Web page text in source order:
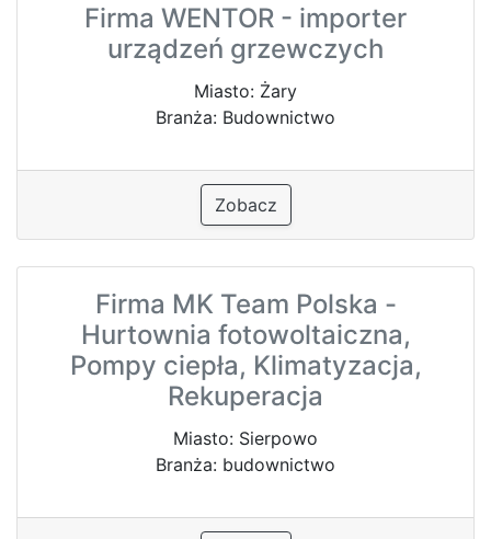
Firma WENTOR - importer
urządzeń grzewczych
Miasto: Żary
Branża: Budownictwo
Zobacz
Firma MK Team Polska -
Hurtownia fotowoltaiczna,
Pompy ciepła, Klimatyzacja,
Rekuperacja
Miasto: Sierpowo
Branża: budownictwo